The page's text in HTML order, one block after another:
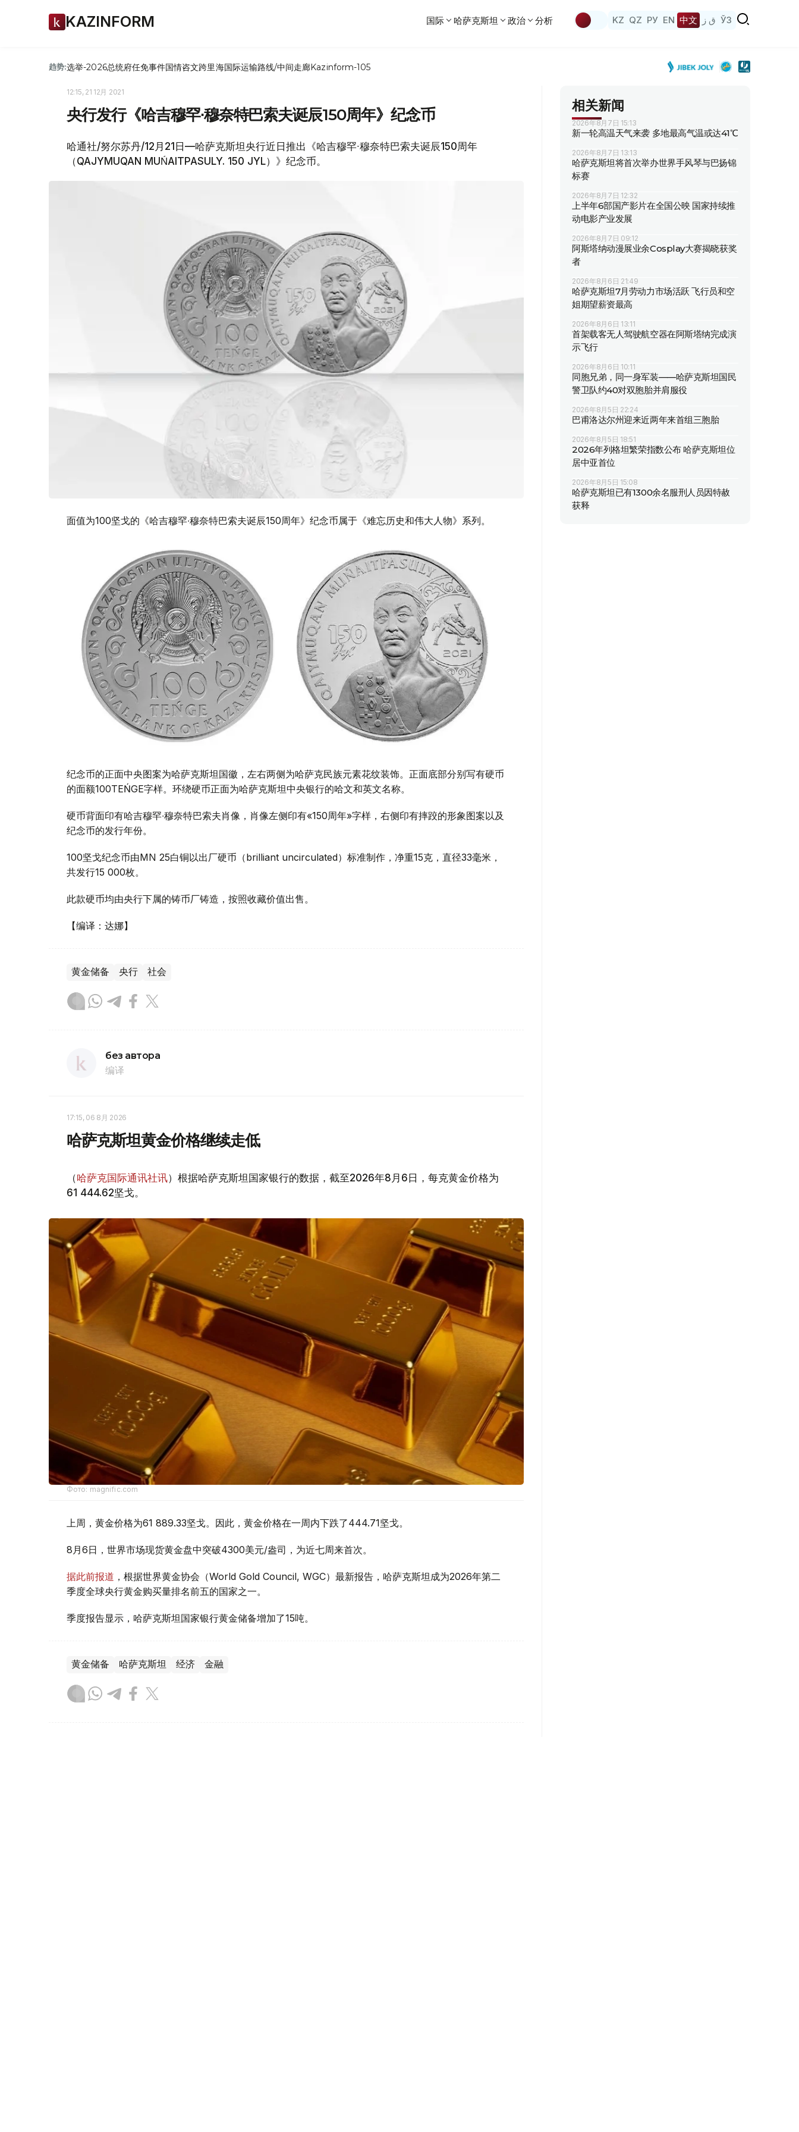
KAZINFORM 国际 哈萨克斯坦 政治 分析 KZ QZ РУ EN 中文 ق ز ЎЗ
趋势:选举-2026总统府任免事件国情咨文跨里海国际运输路线/中间走廊Kazinform-105
12:15, 21 12月 2021
央行发行《哈吉穆罕∙穆奈特巴索夫诞辰150周年》纪念币
哈通社/努尔苏丹/12月21日—哈萨克斯坦央行近日推出《哈吉穆罕∙穆奈特巴索夫诞辰150周年
（QAJYMUQAN MUŃAITPASULY. 150 JYL）》纪念币。
面值为100坚戈的《哈吉穆罕∙穆奈特巴索夫诞辰150周年》纪念币属于《难忘历史和伟大人物》系列。
纪念币的正面中央图案为哈萨克斯坦国徽，左右两侧为哈萨克民族元素花纹装饰。正面底部分别写有硬币
的面额100TEŃGE字样。环绕硬币正面为哈萨克斯坦中央银行的哈文和英文名称。
硬币背面印有哈吉穆罕∙穆奈特巴索夫肖像，肖像左侧印有«150周年»字样，右侧印有摔跤的形象图案以及
纪念币的发行年份。
100坚戈纪念币由MN 25白铜以出厂硬币（brilliant uncirculated）标准制作，净重15克，直径33毫米，
共发行15 000枚。
此款硬币均由央行下属的铸币厂铸造，按照收藏价值出售。
【编译：达娜】
黄金储备 央行 社会
без автора
编译
17:15, 06 8月 2026
哈萨克斯坦黄金价格继续走低
（哈萨克国际通讯社讯）根据哈萨克斯坦国家银行的数据，截至2026年8月6日，每克黄金价格为
61 444.62坚戈。
Фото: magnific.com
上周，黄金价格为61 889.33坚戈。因此，黄金价格在一周内下跌了444.71坚戈。
8月6日，世界市场现货黄金盘中突破4300美元/盎司，为近七周来首次。
据此前报道 ，根据世界黄金协会（World Gold Council, WGC）最新报告，哈萨克斯坦成为2026年第二
季度全球央行黄金购买量排名前五的国家之一。
季度报告显示，哈萨克斯坦国家银行黄金储备增加了15吨。
黄金储备 哈萨克斯坦 经济 金融
相关新闻
2026年8月7日 15:13
新一轮高温天气来袭 多地最高气温或达41℃
2026年8月7日 13:13
哈萨克斯坦将首次举办世界手风琴与巴扬锦
标赛
2026年8月7日 12:32
上半年6部国产影片在全国公映 国家持续推
动电影产业发展
2026年8月7日 09:12
阿斯塔纳动漫展业余Cosplay大赛揭晓获奖
者
2026年8月6日 21:49
哈萨克斯坦7月劳动力市场活跃 飞行员和空
姐期望薪资最高
2026年8月6日 13:11
首架载客无人驾驶航空器在阿斯塔纳完成演
示飞行
2026年8月6日 10:11
同胞兄弟，同一身军装——哈萨克斯坦国民
警卫队约40对双胞胎并肩服役
2026年8月5日 22:24
巴甫洛达尔州迎来近两年来首组三胞胎
2026年8月5日 18:51
2026年列格坦繁荣指数公布 哈萨克斯坦位
居中亚首位
2026年8月5日 15:08
哈萨克斯坦已有1300余名服刑人员因特赦
获释